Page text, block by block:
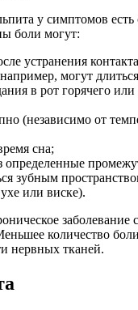
у симптомов есть
боли могут:
устранения
могут
в рот горячего или
(независимо от
сна;
определенные
зубным
или виске).
заболевание
количество боли
нервных тканей.